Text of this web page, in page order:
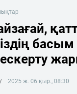
басым
2025 ж. 06 қыр., 08:30